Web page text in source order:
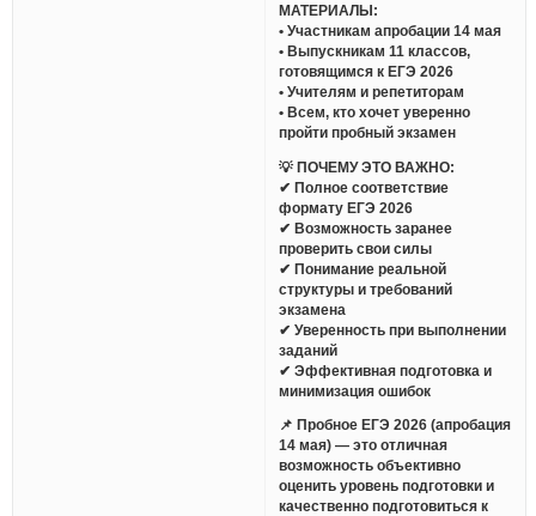
МАТЕРИАЛЫ:
• Участникам апробации 14 мая
• Выпускникам 11 классов,
готовящимся к ЕГЭ 2026
• Учителям и репетиторам
• Всем, кто хочет уверенно
пройти пробный экзамен
💡 ПОЧЕМУ ЭТО ВАЖНО:
✔ Полное соответствие
формату ЕГЭ 2026
✔ Возможность заранее
проверить свои силы
✔ Понимание реальной
структуры и требований
экзамена
✔ Уверенность при выполнении
заданий
✔ Эффективная подготовка и
минимизация ошибок
📌 Пробное ЕГЭ 2026 (апробация
14 мая) — это отличная
возможность объективно
оценить уровень подготовки и
качественно подготовиться к